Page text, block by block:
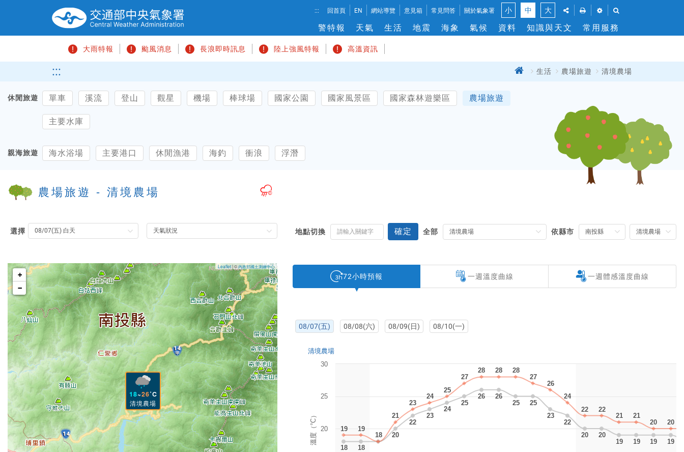
容
::: 回首頁 EN 網站導覽 意見箱 常見問答 關於氣象署 小 中 大
將
展
群
分
讓
分
台
將
彈
印
功
讓
您
列
將
展
度」
與
位
設
展
尋」
功
溫
切
換
風
力
切
警特報 天氣 生活 地震 海象 氣候 資料 知識與天文 常用服務
大雨特報 颱風消息 長浪即時訊息 陸上強風特報 高溫資訊
請
輸
入
關
字
:::
回 生活 農場旅遊 清境農場
休閒旅遊 單車 溪流 登山 觀星 機場 棒球場 國家公園 國家風景區 國家森林遊樂區 農場旅遊
主要水庫
親海旅遊 海水浴場 主要港口 休閒漁港 海釣 衝浪 浮潛
農場旅遊 - 清境農場
擇
圖
預
報
時
間
與
項
目
選擇
18~26
清境農場
14~25
15~26
+
−
Leaflet| ©內政部國土測繪中心
點
換
地點切換 確定 全部 依縣市
72小時預報 一週溫度曲線 一週體感溫度曲線
08/07(五) 08/08(六) 08/09(日) 08/10(一)
溫度（°C）
清境農場
18
18
18
18 18
18
20
20
22
22
23
23
24
24
25
25
26
26 26
26
25
25 25
25
23
23
22
22
20
20 20
20
19
19 19
19 19
19 19
19
19
19 19
19
18
18
21
21
23
23
24
24
25
25
27
27
28
28 28
28 28
28
27
27
26
26
24
24
22
22 22
22
21
21 21
21
20
20 20
20
20
25
30